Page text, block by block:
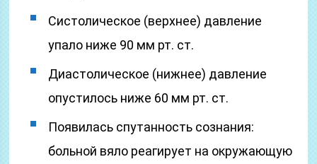
Систолическое (верхнее) давление
упало ниже 90 мм рт. ст.
Диастолическое (нижнее) давление
опустилось ниже 60 мм рт. ст.
Появилась спутанность сознания:
больной вяло реагирует на окружающую